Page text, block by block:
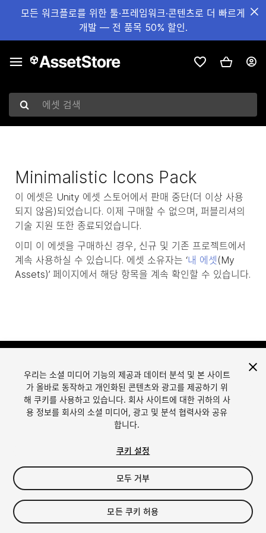
모든 워크플로를 위한 툴·프레임워크·콘텐츠로 더 빠르게
개발 — 전 품목 50% 할인.
에셋 검색
Minimalistic Icons Pack
이 에셋은 Unity 에셋 스토어에서 판매 중단(더 이상 사용
되지 않음)되었습니다. 이제 구매할 수 없으며, 퍼블리셔의
기술 지원 또한 종료되었습니다.
이미 이 에셋을 구매하신 경우, 신규 및 기존 프로젝트에서
계속 사용하실 수 있습니다. 에셋 소유자는 ‘내 에셋 (My
Assets)’ 페이지에서 해당 항목을 계속 확인할 수 있습니다.
한국어
日本語
Unity에서 에셋 판매
Sell Assets
에셋 스토어 툴
퍼블리셔 로그인
자주 묻는 질문
우리는 소셜 미디어 기능의 제공과 데이터 분석 및 본 사이트
가 올바로 동작하고 개인화된 콘텐츠와 광고를 제공하기 위
해 쿠키를 사용하고 있습니다. 회사 사이트에 대한 귀하의 사
용 정보를 회사의 소셜 미디어, 광고 및 분석 협력사와 공유
합니다.
쿠키 설정
모두 거부
모든 쿠키 허용